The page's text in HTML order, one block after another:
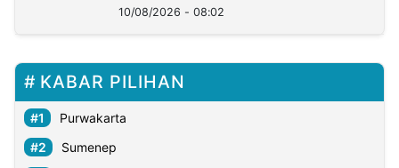
10/08/2026 - 08:02
KABAR PILIHAN
Purwakarta
Sumenep